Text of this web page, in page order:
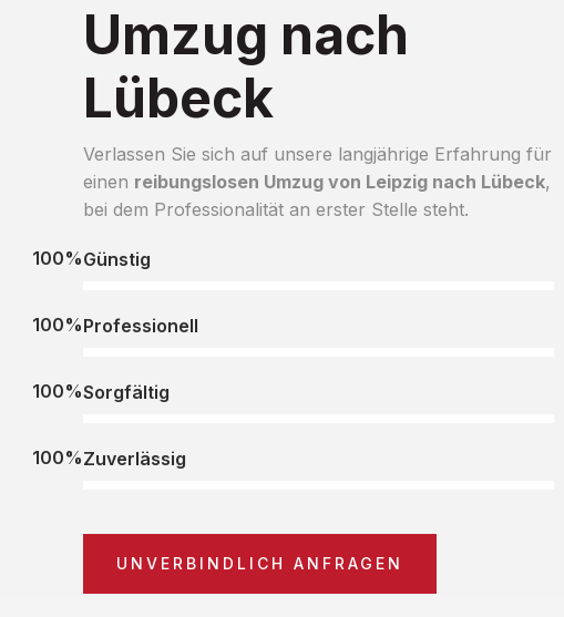
Umzug nach
Lübeck
Verlassen Sie sich auf unsere langjährige Erfahrung für
einen reibungslosen Umzug von Leipzig nach Lübeck,
bei dem Professionalität an erster Stelle steht.
Günstig
100%
Professionell
100%
Sorgfältig
100%
Zuverlässig
100%
UNVERBINDLICH ANFRAGEN